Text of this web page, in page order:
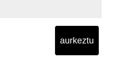
aurkeztu